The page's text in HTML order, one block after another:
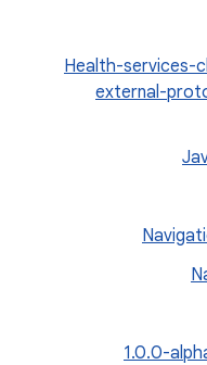
Health-services-
external-